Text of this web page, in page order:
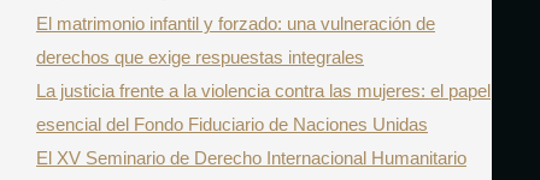
r
:
El matrimonio infantil y forzado: una vulneración de
derechos que exige respuestas integrales
La justicia frente a la violencia contra las mujeres: el papel
esencial del Fondo Fiduciario de Naciones Unidas
El XV Seminario de Derecho Internacional Humanitario